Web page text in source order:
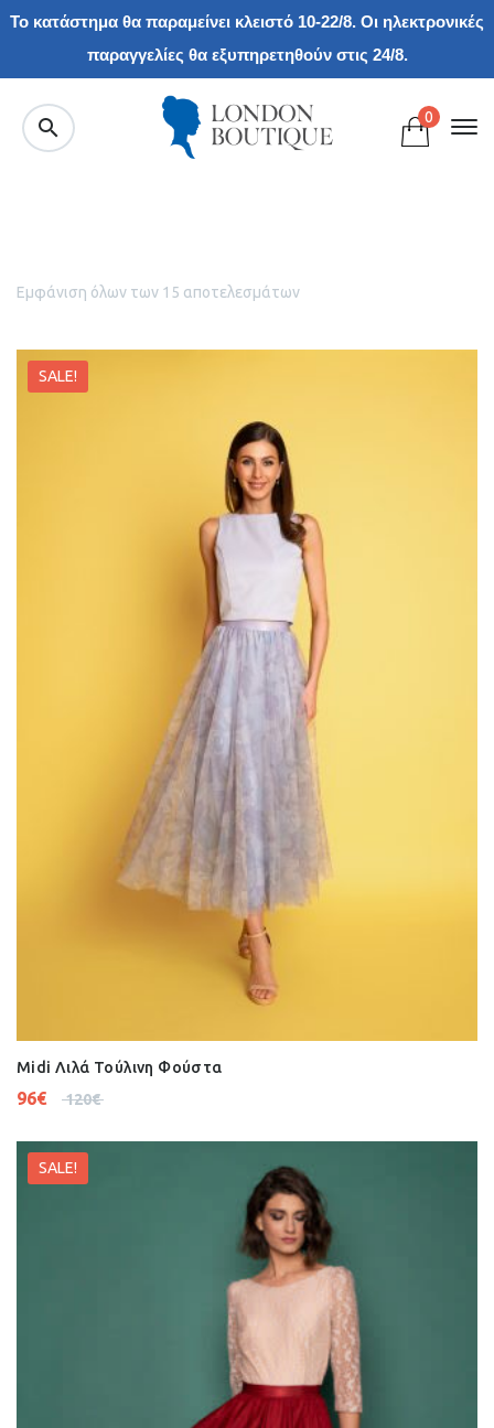
Το κατάστημα θα παραμείνει κλειστό 10-22/8. Οι ηλεκτρονικές
παραγγελίες θα εξυπηρετηθούν στις 24/8.
0
Εμφάνιση όλων των 15 αποτελεσμάτων
SALE!
Midi Λιλά Τούλινη Φούστα
120€
96€
SALE!